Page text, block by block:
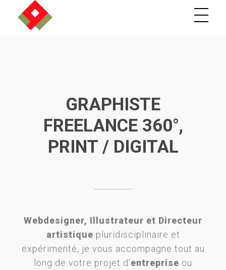
GRAPHISTE
FREELANCE 360°,
PRINT / DIGITAL
Webdesigner, Illustrateur et Directeur
artistique pluridisciplinaire et
expérimenté, je vous accompagne tout au
long de votre projet d’entreprise ou